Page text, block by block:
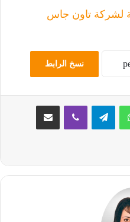
لشركة تاون جاس
نسخ الرابط
واتساب تيلقرام ڤايبر مشاركة عبر البريد